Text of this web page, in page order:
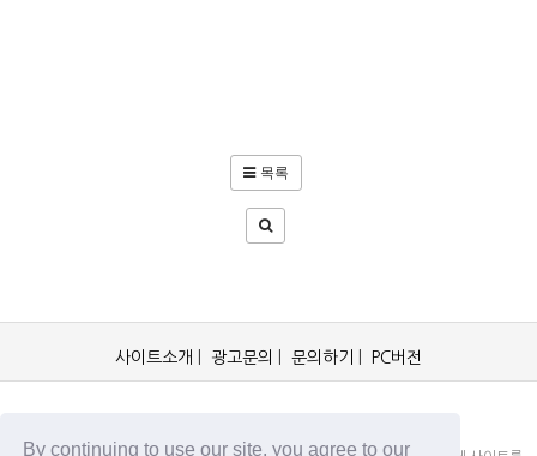
By continuing to use our site, you agree to our
목록
사이트소개 광고문의 문의하기 PC버전